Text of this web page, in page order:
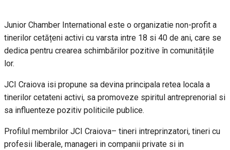
Junior Chamber International este o organizatie non-profit a
tinerilor cetățeni activi cu varsta intre 18 si 40 de ani, care se
dedica pentru crearea schimbărilor pozitive în comunitățile
lor.
JCI Craiova isi propune sa devina principala retea locala a
tinerilor cetateni activi, sa promoveze spiritul antreprenorial si
sa influenteze pozitiv politicile publice.
Profilul membrilor JCI Craiova– tineri intreprinzatori, tineri cu
profesii liberale, manageri in companii private si in